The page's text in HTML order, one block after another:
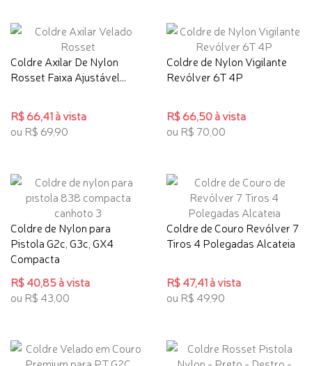
Coldre Axilar De Nylon
Rosset Faixa Ajustável...
R$ 66,41 à vista
ou R$ 69,90
Coldre de Nylon Vigilante
Revólver 6T 4P
R$ 66,50 à vista
ou R$ 70,00
Coldre de Nylon para
Pistola G2c, G3c, GX4
Compacta
R$ 40,85 à vista
ou R$ 43,00
Coldre de Couro Revólver 7
Tiros 4 Polegadas Alcateia
R$ 47,41 à vista
ou R$ 49,90